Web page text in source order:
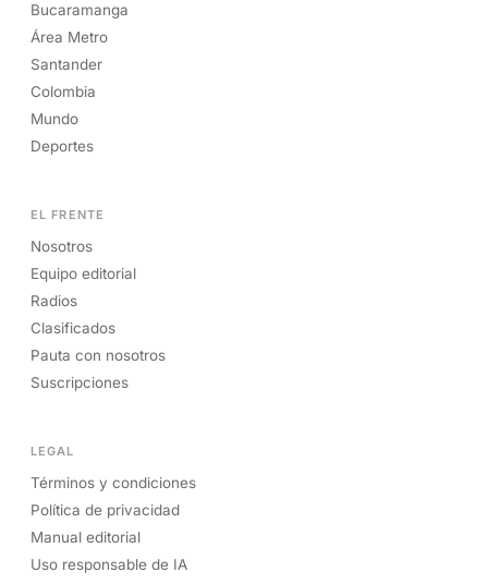
Bucaramanga
Área Metro
Santander
Colombia
Mundo
Deportes
EL FRENTE
Nosotros
Equipo editorial
Radios
Clasificados
Pauta con nosotros
Suscripciones
LEGAL
Términos y condiciones
Política de privacidad
Manual editorial
Uso responsable de IA